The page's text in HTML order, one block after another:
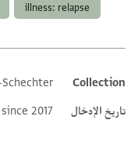
illness: relapse
metadata
Collection
تاريخ الإدخال
since 2017